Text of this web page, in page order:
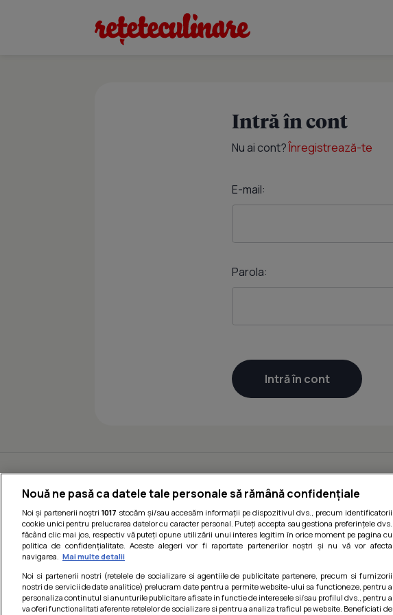
Intră în cont
Nu ai cont?Înregistrează-te
E-mail:
Parola:
Nouă ne pasă ca datele tale personale să rămână confidențiale
Noi și partenerii noștri1017 stocăm și/sau accesăm informații pe dispozitivul dvs., precum identificatorii
cookie unici pentru prelucrarea datelor cu caracter personal. Puteți accepta sau gestiona preferințele dvs.
făcând clic mai jos, respectiv vă puteți opune utilizării unui interes legitim în orice moment pe pagina cu
politica de confidențialitate. Aceste alegeri vor fi raportate partenerilor noștri și nu vă vor afecta
navigarea. Mai multe detalii
Noi si partenerii nostri (retelele de socializare si agentiile de publicitate partenere, precum si furnizorii
nostri de servicii de date analitice) prelucram date pentru a permite website-ului sa functioneze, pentru a
personaliza continutul si anunturile publicitare afisate in functie de interesele si/sau profilul dvs., pentru a
va oferi functionalitati aferente retelelor de socializare si pentru a analiza traficul pe website. Beneficiati de